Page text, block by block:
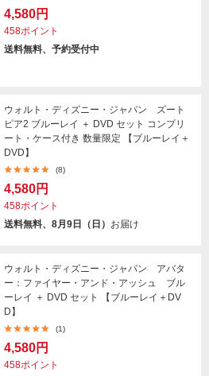
4,580円
458ポイント
送料無料、予約受付中
ウォルト・ディズニー・ジャパン ズート
ピア2 ブルーレイ ＋ DVD セット コンプリ
ート・ケース付き 数量限定 【ブルーレイ＋
DVD】
(8)
4,580円
458ポイント
送料無料、8月9日（日） お届け
ウォルト・ディズニー・ジャパン アバタ
ー：ファイヤー・アンド・アッシュ ブル
ーレイ ＋ DVD セット 【ブルーレイ＋DV
D】
(1)
4,580円
458ポイント